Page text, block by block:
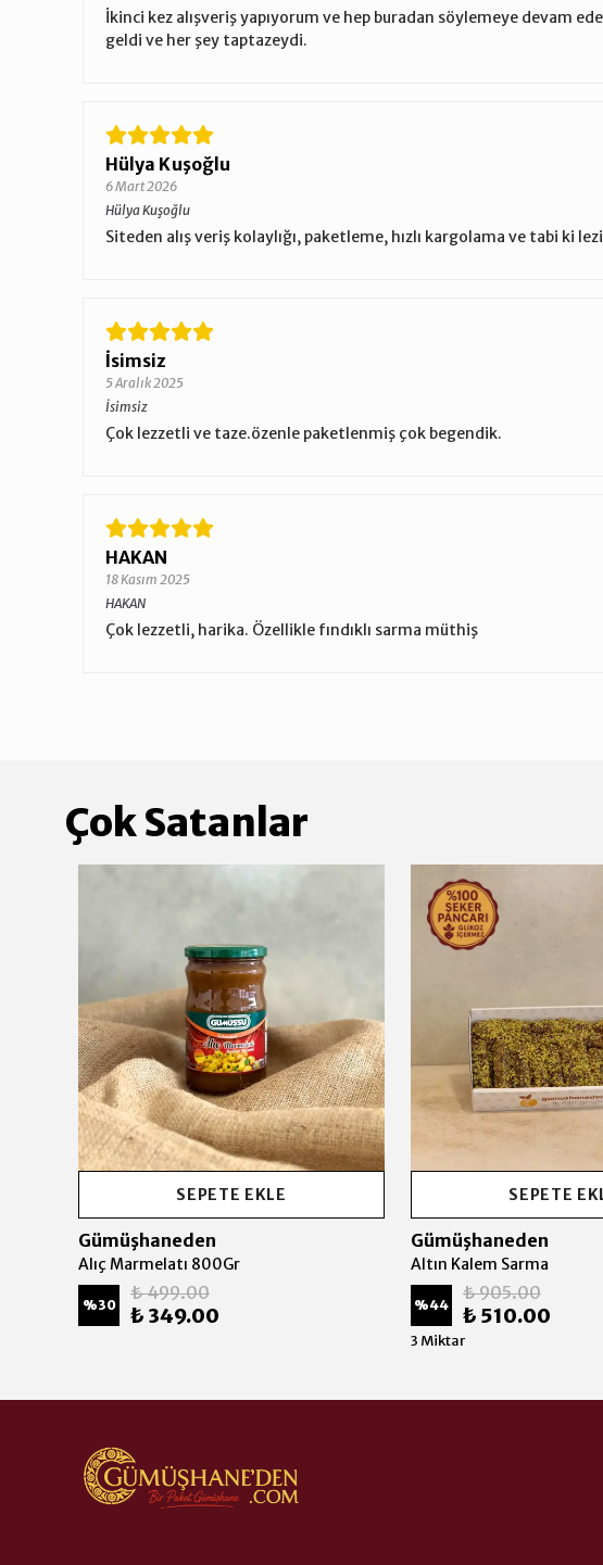
İkinci kez alışveriş yapıyorum ve hep buradan söylemeye devam
geldi ve her şey taptazeydi.
Hülya Kuşoğlu
6 Mart 2026
Hülya Kuşoğlu
Siteden alış veriş kolaylığı, paketleme, hızlı kargolama ve tabi ki
İsimsiz
5 Aralık 2025
İsimsiz
Çok lezzetli ve taze.özenle paketlenmiş çok begendik.
HAKAN
18 Kasım 2025
HAKAN
Çok lezzetli, harika. Özellikle fındıklı sarma müthiş
Çok Satanlar
SEPETE EKLE
Gümüşhaneden
Alıç Marmelatı 800Gr
%30
₺ 499.00
₺ 349.00
SEPETE
Gümüşhaneden
Altın Kalem Sarma
%44
₺ 905.00
₺ 510.00
3 Miktar